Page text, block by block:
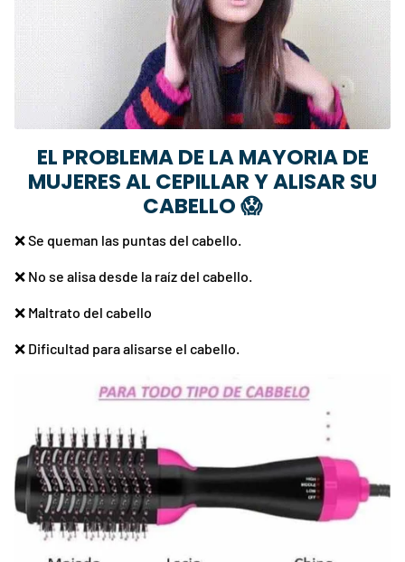
EL PROBLEMA DE LA MAYORIA DE
MUJERES AL CEPILLAR Y ALISAR SU
CABELLO😱
❌Se queman las puntas del cabello.
❌ No se alisa desde la raíz del cabello.
❌ Maltrato del cabello
❌ Dificultad para alisarse el cabello.